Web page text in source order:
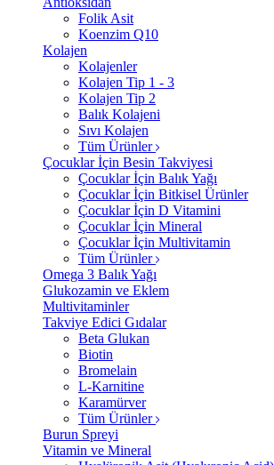
Folik Asit
Koenzim Q10
Kolajen
Kolajenler
Kolajen Tip 1 - 3
Kolajen Tip 2
Balık Kolajeni
Sıvı Kolajen
Tüm Ürünler
Çocuklar İçin Besin Takviyesi
Çocuklar İçin Balık Yağı
Çocuklar İçin Bitkisel Ürünler
Çocuklar İçin D Vitamini
Çocuklar İçin Mineral
Çocuklar İçin Multivitamin
Tüm Ürünler
Omega 3 Balık Yağı
Glukozamin ve Eklem
Multivitaminler
Takviye Edici Gıdalar
Beta Glukan
Biotin
Bromelain
L-Karnitine
Karamürver
Tüm Ürünler
Burun Spreyi
Vitamin ve Mineral